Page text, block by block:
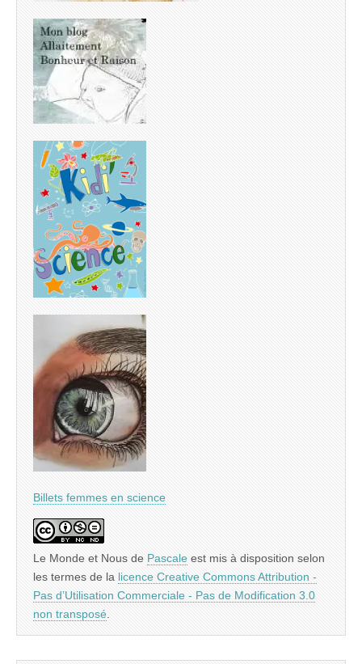
Billets femmes en science
Le Monde et Nous de Pascale est mis à disposition selon
les termes de la licence Creative Commons Attribution -
Pas d’Utilisation Commerciale - Pas de Modification 3.0
non transposé.